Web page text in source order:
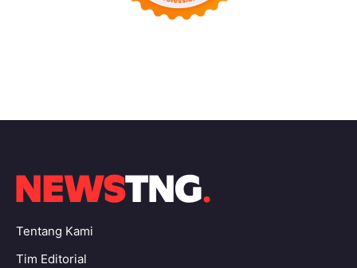
Tentang Kami
Tim Editorial